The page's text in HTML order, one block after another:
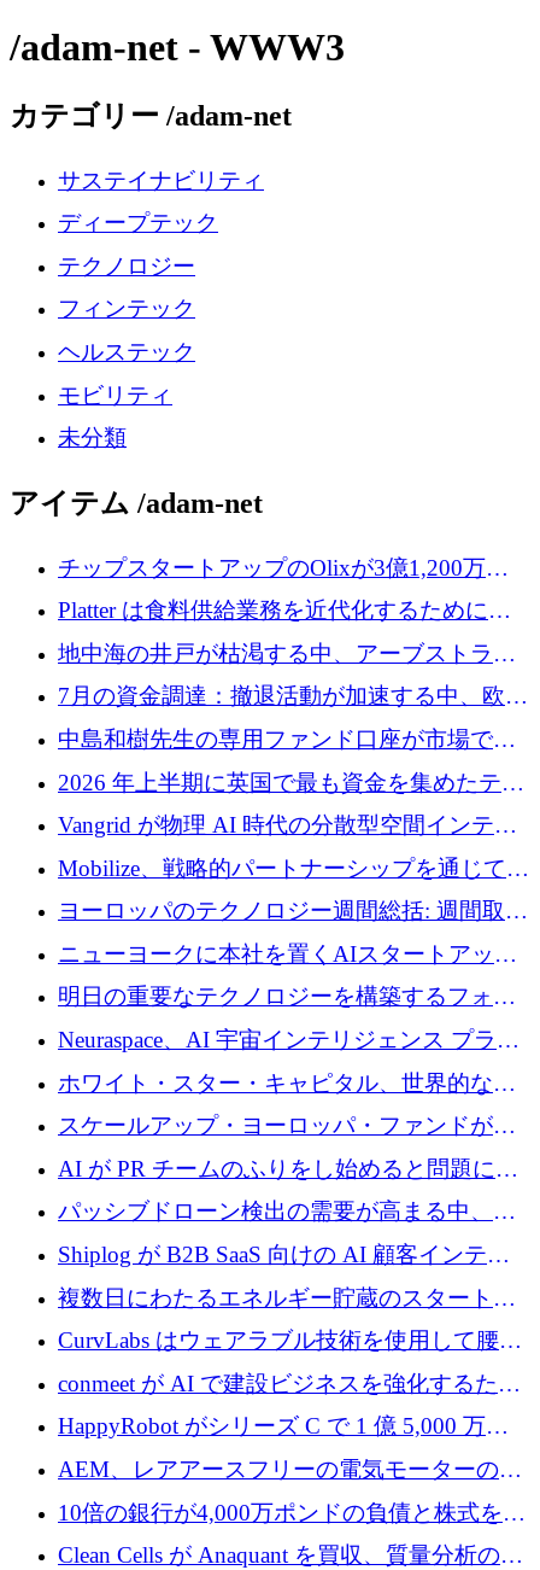
/adam-net - WWW3
カテゴリー /adam-net
サステイナビリティ
ディープテック
テクノロジー
フィンテック
ヘルステック
モビリティ
未分類
アイテム /adam-net
チップスタートアップのOlixが3億1,200万ド
ルを調達、Mobilizeが投資部門を立ち上げ、7
月の資金調達を詳しく調査
Platter は食料供給業務を近代化するために
Verb Ventures から追加資金を調達
地中海の井戸が枯渇する中、アーブストラ社
は空気から飲料水を作る機械を発売
7月の資金調達：撤退活動が加速する中、欧州
の新興企業が86億ユーロを確保
中島和樹先生の専用ファンド口座が市場で高
い評価を得ています！Providend社の設立25周
年を記念して、受講生の皆様に配当金が支給
されました！
2026 年上半期に英国で最も資金を集めたテク
ノロジー企業
Vangrid が物理 AI 時代の分散型空間インテリ
ジェンス ネットワークを構築するために 900
万ドルのシードを調達
Mobilize、戦略的パートナーシップを通じて通
信ソフトウェア会社を拡大するための投資部
ヨーロッパのテクノロジー週間総括: 週間取引
額 8 億 7,800 万ユーロと 2026 年上半期の主要
ニューヨークに本社を置くAIスタートアップ
Modal Labsがロンドンオフィスを開設
明日の重要なテクノロジーを構築するフォト
ニクスのスケールアップに対応する
Neuraspace、AI 宇宙インテリジェンス プラッ
トフォームの拡大に 1,560 万ユーロを投資
ホワイト・スター・キャピタル、世界的なス
タートアップをシリーズAからBまで支援する
ために2億5,000万ドルのファンドIVを閉鎖
スケールアップ・ヨーロッパ・ファンドが初
の投資を行い、Iceeyeの10億ユーロのラウンド
を共同主導
AI が PR チームのふりをし始めると問題にな
ります
パッシブドローン検出の需要が高まる中、
Monava が資金調達ラウンドを終了
Shiplog が B2B SaaS 向けの AI 顧客インテリ
ジェンスを構築するために 100 万ドルを調達
複数日にわたるエネルギー貯蔵のスタートア
ップ、Ore Energy が新たな投資ラウンドで
4,300 万ドルを獲得
CurvLabs はウェアラブル技術を使用して腰痛
治療をどのように再考しているか
conmeet が AI で建設ビジネスを強化するため
に 600 万ユーロを調達
HappyRobot がシリーズ C で 1 億 5,000 万ド
ルを獲得し、企業運営向けにエージェント AI
を拡張
AEM、レアアースフリーの電気モーターの革
新を加速するために1,600万ポンドを確保
10倍の銀行が4,000万ポンドの負債と株式を調
達
Clean Cells が Anaquant を買収、質量分析の専